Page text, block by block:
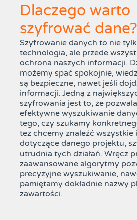
Dlaczego warto
szyfrować dane?
Szyfrowanie danych to nie
technologia, ale przede
ochrona naszych informacji.
możemy spać spokojnie,
są bezpieczne, nawet jeśli
informacji. Jedną z
szyfrowania jest to, że
efektywne wyszukiwanie
tego, czy szukamy
też chcemy znaleźć wszystkie
dotyczące danego projektu,
utrudnia tych działań. Wręcz
zaawansowane algorytmy
precyzyjne wyszukiwanie,
pamiętamy dokładnie nazwy
zawartości.